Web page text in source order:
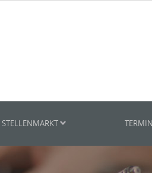
STELLENMARKT